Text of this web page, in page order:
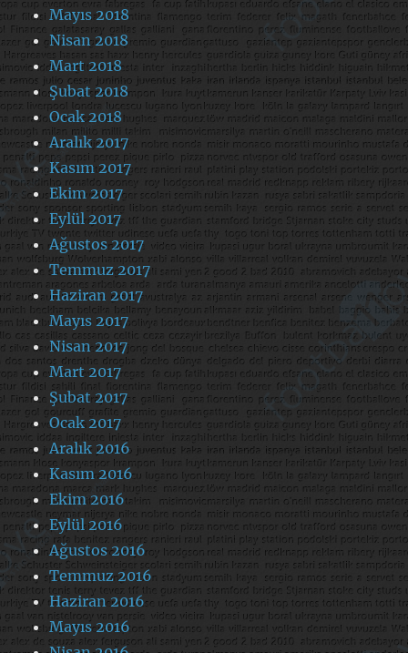
Mayıs 2018
Nisan 2018
Mart 2018
Şubat 2018
Ocak 2018
Aralık 2017
Kasım 2017
Ekim 2017
Eylül 2017
Ağustos 2017
Temmuz 2017
Haziran 2017
Mayıs 2017
Nisan 2017
Mart 2017
Şubat 2017
Ocak 2017
Aralık 2016
Kasım 2016
Ekim 2016
Eylül 2016
Ağustos 2016
Temmuz 2016
Haziran 2016
Mayıs 2016